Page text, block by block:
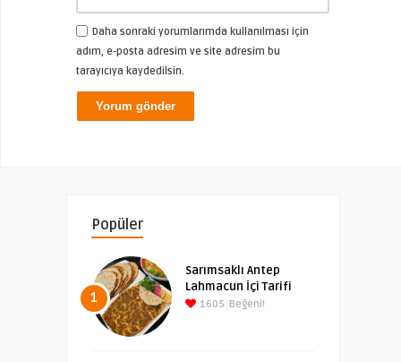
Daha sonraki yorumlarımda kullanılması için
adım, e-posta adresim ve site adresim bu
tarayıcıya kaydedilsin.
Popüler
1
Sarımsaklı Antep
Lahmacun İçi Tarifi
1605 Beğeni!